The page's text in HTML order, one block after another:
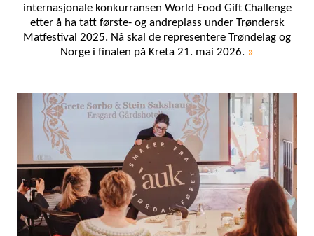
internasjonale konkurransen World Food Gift Challenge
etter å ha tatt første- og andreplass under Trøndersk
Matfestival 2025. Nå skal de representere Trøndelag og
Norge i finalen på Kreta 21. mai 2026. »